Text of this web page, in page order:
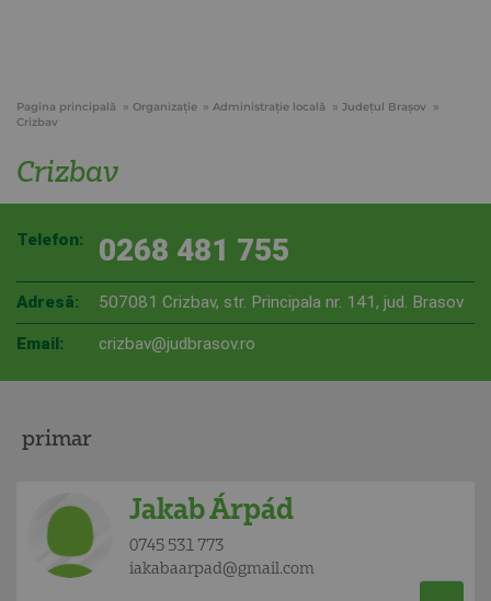
Pagina principală Organizație Administraţie locală
Judeţul Braşov
Crizbav
Crizbav
Telefon: 0268 481 755
Adresă: 507081 Crizbav, str. Principala nr. 141, jud. Brasov
Email: crizbav@judbrasov.ro
primar
Jakab Árpád
0745 531 773
iakabaarpad@gmail.com